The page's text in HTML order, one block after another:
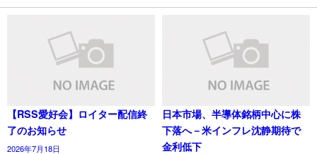
【RSS愛好会】ロイター配信終
了のお知らせ
2026年7月18日
日本市場、半導体銘柄中心に株
下落へ－米インフレ沈静期待で
金利低下